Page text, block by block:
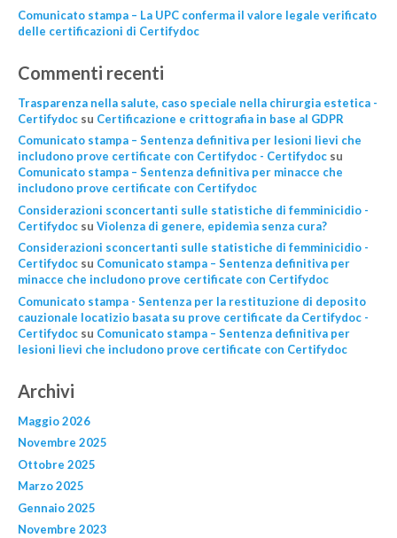
Comunicato stampa – La UPC conferma il valore legale verificato
delle certificazioni di Certifydoc
Commenti recenti
Trasparenza nella salute, caso speciale nella chirurgia estetica -
Certifydocsu Certificazione e crittografia in base al GDPR
Comunicato stampa – Sentenza definitiva per lesioni lievi che
includono prove certificate con Certifydoc - Certifydocsu
Comunicato stampa – Sentenza definitiva per minacce che
includono prove certificate con Certifydoc
Considerazioni sconcertanti sulle statistiche di femminicidio -
Certifydocsu Violenza di genere, epidemìa senza cura?
Considerazioni sconcertanti sulle statistiche di femminicidio -
Certifydocsu Comunicato stampa – Sentenza definitiva per
minacce che includono prove certificate con Certifydoc
Comunicato stampa - Sentenza per la restituzione di deposito
cauzionale locatizio basata su prove certificate da Certifydoc -
Certifydocsu Comunicato stampa – Sentenza definitiva per
lesioni lievi che includono prove certificate con Certifydoc
Archivi
Maggio 2026
Novembre 2025
Ottobre 2025
Marzo 2025
Gennaio 2025
Novembre 2023